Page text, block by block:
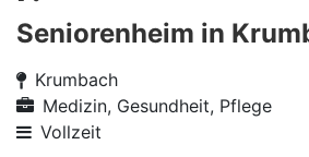
Seniorenheim in
Krumbach
Medizin, Gesundheit, Pflege
Vollzeit